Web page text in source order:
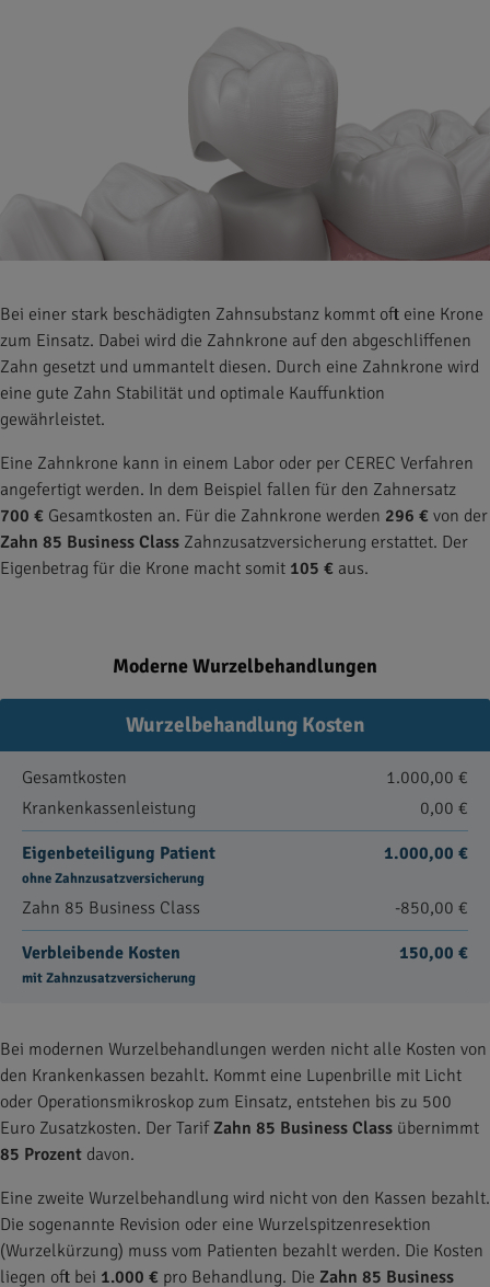
Bei einer stark beschädigten Zahnsubstanz kommt oft eine Krone
zum Einsatz. Dabei wird die Zahnkrone auf den abgeschliffenen
Zahn gesetzt und ummantelt diesen. Durch eine Zahnkrone wird
eine gute Zahn Stabilität und optimale Kauffunktion
gewährleistet.
Eine Zahnkrone kann in einem Labor oder per CEREC Verfahren
angefertigt werden. In dem Beispiel fallen für den Zahnersatz
700 € Gesamtkosten an. Für die Zahnkrone werden 296 € von der
Zahn 85 Business Class Zahnzusatzversicherung erstattet. Der
Eigenbetrag für die Krone macht somit 105 € aus.
Moderne Wurzelbehandlungen
Wurzelbehandlung Kosten
Gesamtkosten
1.000,00 €
Krankenkassenleistung
0,00 €
Eigenbeteiligung Patient
ohne Zahnzusatzversicherung
1.000,00 €
Zahn 85 Business Class -850,00 €
Verbleibende Kosten
mit Zahnzusatzversicherung
150,00 €
Bei modernen Wurzelbehandlungen werden nicht alle Kosten von
den Krankenkassen bezahlt. Kommt eine Lupenbrille mit Licht
oder Operationsmikroskop zum Einsatz, entstehen bis zu 500
Euro Zusatzkosten. Der TarifZahn 85 Business Class übernimmt
85 Prozent davon.
Eine zweite Wurzelbehandlung wird nicht von den Kassen bezahlt.
Die sogenannte Revision oder eine Wurzelspitzenresektion
(Wurzelkürzung) muss vom Patienten bezahlt werden. Die Kosten
liegen oft bei 1.000 € pro Behandlung. Die Zahn 85 Business